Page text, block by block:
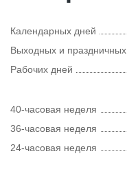
Календарных дней
Выходных и праздничных
Рабочих дней
40-часовая неделя
36-часовая неделя
24-часовая неделя